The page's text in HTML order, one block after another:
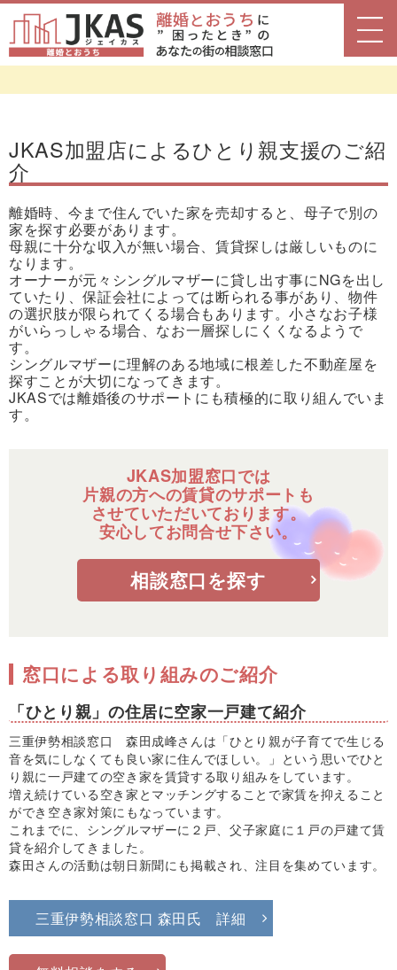
閉じる
JKAS加盟店によるひとり親支援のご紹
介
離婚時、今まで住んでいた家を売却すると、母子で別の
家を探す必要があります。
母親に十分な収入が無い場合、賃貸探しは厳しいものに
なります。
オーナーが元々シングルマザーに貸し出す事にNGを出し
ていたり、保証会社によっては断られる事があり、物件
の選択肢が限られてくる場合もあります。小さなお子様
がいらっしゃる場合、なお一層探しにくくなるようで
す。
シングルマザーに理解のある地域に根差した不動産屋を
探すことが大切になってきます。
JKASでは離婚後のサポートにも積極的に取り組んでいま
す。
JKAS加盟窓口では
片親の方への賃貸のサポートも
させていただいております。
安心してお問合せ下さい。
相談窓口を探す
窓口による取り組みのご紹介
「ひとり親」の住居に空家一戸建て紹介
三重伊勢相談窓口 森田成峰さんは「ひとり親が子育てで生じる
音を気にしなくても良い家に住んでほしい。」という思いでひと
り親に一戸建ての空き家を賃貸する取り組みをしています。
増え続けている空き家とマッチングすることで家賃を抑えること
ができ空き家対策にもなっています。
これまでに、シングルマザーに２戸、父子家庭に１戸の戸建て賃
貸を紹介してきました。
森田さんの活動は朝日新聞にも掲載され、注目を集めています。
三重伊勢相談窓口 森田氏 詳細